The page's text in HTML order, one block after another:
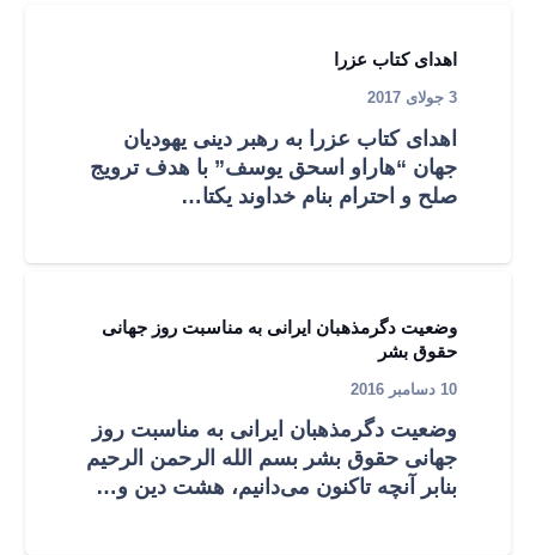
اهدای کتاب عزرا
3 جولای 2017
اهدای کتاب عزرا به رهبر دينی يهوديان
جهان “هاراو اسحق یوسف” با هدف ترویج
صلح و احترام بنام خداوند يكتا…
وضعیت دگرمذهبان ایرانی به مناسبت روز جهانی
حقوق بشر
10 دسامبر 2016
وضعیت دگرمذهبان ایرانی به مناسبت روز
جهانی حقوق بشر بسم الله الرحمن الرحيم
بنابر آنچه تاکنون می‌دانیم، هشت دین و…